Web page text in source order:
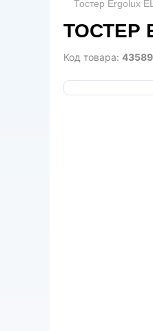
Тостер Ergolux
ТОСТЕР
Код товара: